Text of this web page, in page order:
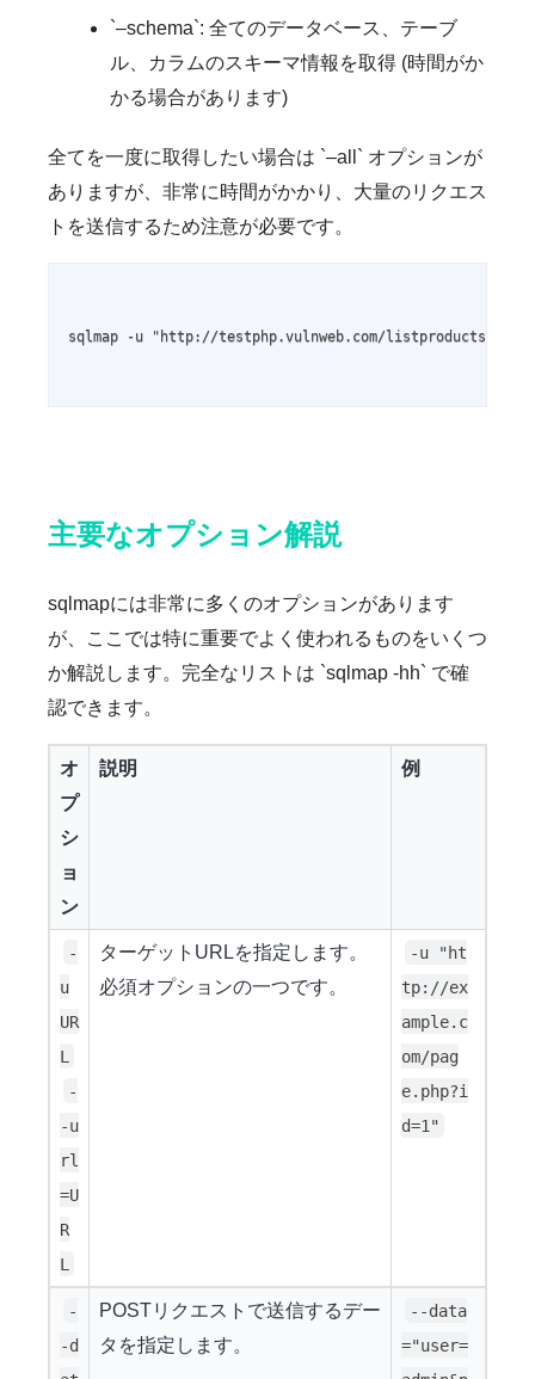
`–schema`: 全てのデータベース、テーブ
ル、カラムのスキーマ情報を取得 (時間がか
かる場合があります)
全てを一度に取得したい場合は `–all` オプションが
ありますが、非常に時間がかかり、大量のリクエス
トを送信するため注意が必要です。
sqlmap -u "http://testphp.vulnweb.com/
主要なオプション解説
sqlmapには非常に多くのオプションがあります
が、ここでは特に重要でよく使われるものをいくつ
か解説します。完全なリストは `sqlmap -hh` で確
認できます。
オ
プ
シ
ョ
ン
説明 例
-
u
UR
L
-
-u
rl
=U
R
L
ターゲットURLを指定します。
必須オプションの一つです。
-u "ht
tp://ex
ample.c
om/pag
e.php?i
d=1"
-
-d
POSTリクエストで送信するデー
タを指定します。
--data
="user=